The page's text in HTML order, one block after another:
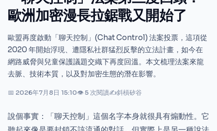
歐洲加密漫長拉鋸戰又開始了
歐盟再度啟動「聊天控制」(Chat Control) 法案投票，這項從
2020 年開始浮現、遭隱私社群猛烈反擊的立法計畫，如今在
網路威脅與兒童保護議題交織下再度回溫。本文梳理法案來龍
去脈、技術本質，以及對加密生態的潛在影響。
📅 2026年7月8日 15:10👁 5 次閱讀✍斜槓矽谷
說個事實：「聊天控制」這個名字本身就很具有煽動性。它